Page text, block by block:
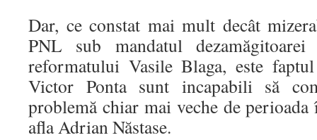
Dar, ce constat mai mult decât
PNL sub mandatul
reformatului Vasile Blaga, este
Victor Ponta sunt incapabili să
problemă chiar mai veche de
afla Adrian Năstase.